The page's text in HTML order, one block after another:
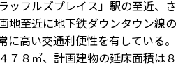
ッフルズプレイス」駅の至近、さ
地至近に地下鉄ダウンタウン線の
に高い交通利便性を有している。
７８㎡、計画建物の延床面積は８